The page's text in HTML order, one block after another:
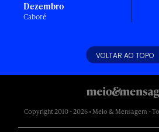
Dezembro
Caboré
VOLTAR AO TOPO
Copyright 2010 - 2026 • Meio & Mensagem -